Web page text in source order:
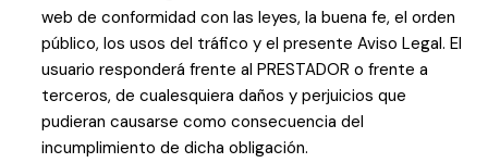
web de conformidad con las leyes, la buena fe, el orden
público, los usos del tráfico y el presente Aviso Legal. El
usuario responderá frente al PRESTADOR o frente a
terceros, de cualesquiera daños y perjuicios que
pudieran causarse como consecuencia del
incumplimiento de dicha obligación.